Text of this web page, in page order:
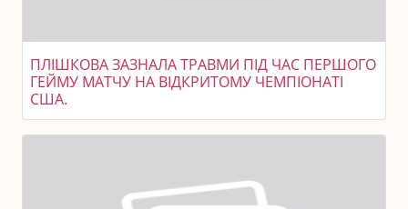
ПЛІШКОВА ЗАЗНАЛА ТРАВМИ ПІД ЧАС ПЕРШОГО
ГЕЙМУ МАТЧУ НА ВІДКРИТОМУ ЧЕМПІОНАТІ
США.